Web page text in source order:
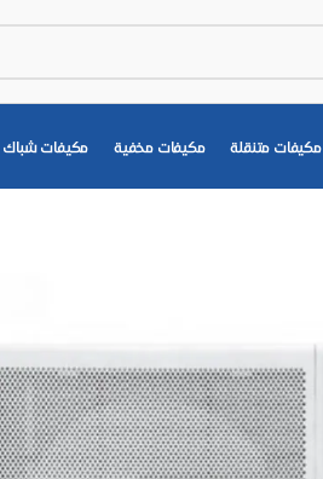
مكيفات متنقلة مكيفات مخفية مكيفات شباك